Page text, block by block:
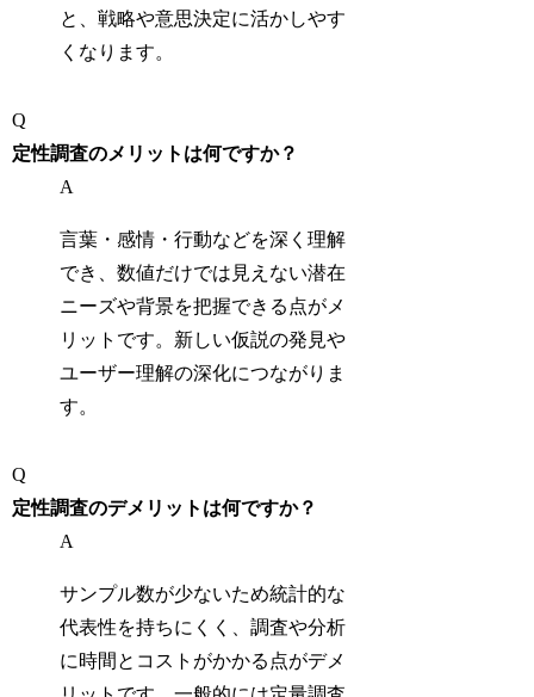
と、戦略や意思決定に活かしやす
くなります。
Q
定性調査のメリットは何ですか？
A
言葉・感情・行動などを深く理解
でき、数値だけでは見えない潜在
ニーズや背景を把握できる点がメ
リットです。新しい仮説の発見や
ユーザー理解の深化につながりま
す。
Q
定性調査のデメリットは何ですか？
A
サンプル数が少ないため統計的な
代表性を持ちにくく、調査や分析
に時間とコストがかかる点がデメ